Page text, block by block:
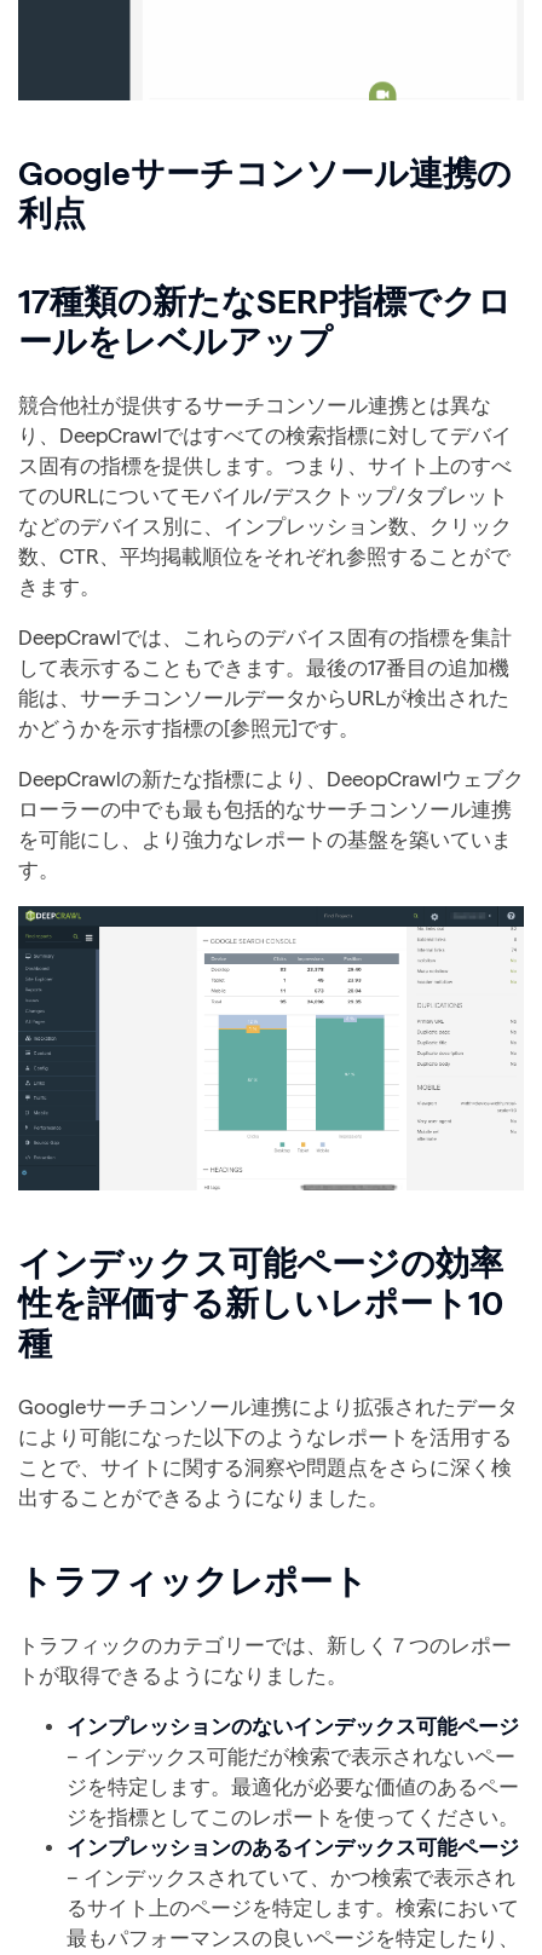
Googleサーチコンソール連携の
利点
17種類の新たなSERP指標でクロ
ールをレベルアップ
競合他社が提供するサーチコンソール連携とは異な
り、DeepCrawlではすべての検索指標に対してデバイ
ス固有の指標を提供します。つまり、サイト上のすべ
てのURLについてモバイル/デスクトップ/タブレット
などのデバイス別に、インプレッション数、クリック
数、CTR、平均掲載順位をそれぞれ参照することがで
きます。
DeepCrawlでは、これらのデバイス固有の指標を集計
して表示することもできます。最後の17番目の追加機
能は、サーチコンソールデータからURLが検出された
かどうかを示す指標の[参照元]です。
DeepCrawlの新たな指標により、DeeopCrawlウェブク
ローラーの中でも最も包括的なサーチコンソール連携
を可能にし、より強力なレポートの基盤を築いていま
す。
インデックス可能ページの効率
性を評価する新しいレポート10
種
Googleサーチコンソール連携により拡張されたデータ
により可能になった以下のようなレポートを活用する
ことで、サイトに関する洞察や問題点をさらに深く検
出することができるようになりました。
トラフィックレポート
トラフィックのカテゴリーでは、新しく７つのレポー
トが取得できるようになりました。
インプレッションのないインデックス可能ページ
– インデックス可能だが検索で表示されないペー
ジを特定します。最適化が必要な価値のあるペー
ジを指標としてこのレポートを使ってください。
インプレッションのあるインデックス可能ページ
– インデックスされていて、かつ検索で表示され
るサイト上のページを特定します。検索において
最もパフォーマンスの良いページを特定したり、